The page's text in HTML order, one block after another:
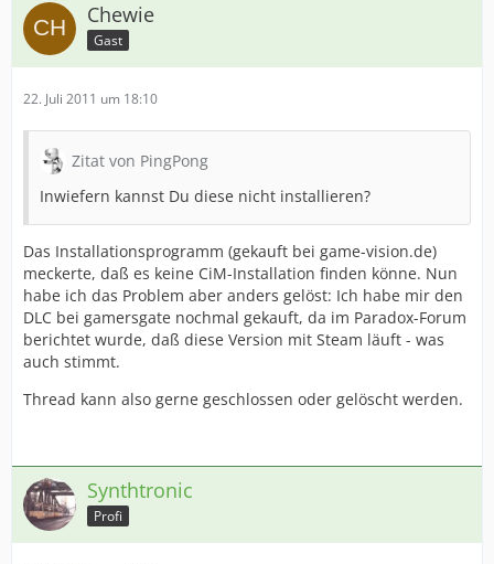
Chewie
Gast
22. Juli 2011 um 18:10
Zitat von PingPong
Inwiefern kannst Du diese nicht installieren?
Das Installationsprogramm (gekauft bei game-vision.de)
meckerte, daß es keine CiM-Installation finden könne. Nun
habe ich das Problem aber anders gelöst: Ich habe mir den
DLC bei gamersgate nochmal gekauft, da im Paradox-Forum
berichtet wurde, daß diese Version mit Steam läuft - was
auch stimmt.
Thread kann also gerne geschlossen oder gelöscht werden.
Synthtronic
Profi